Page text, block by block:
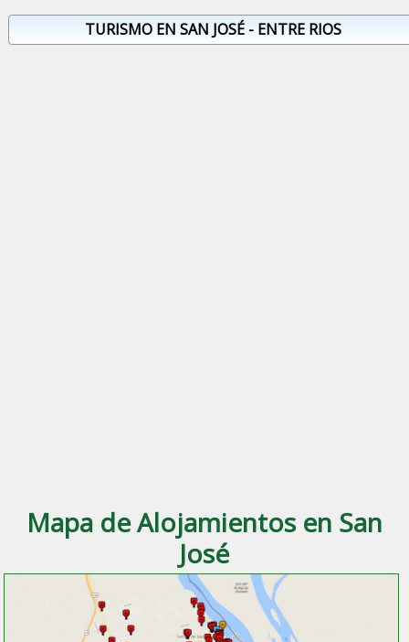
TURISMO EN SAN JOSÉ - ENTRE RIOS
Mapa de Alojamientos en San
José